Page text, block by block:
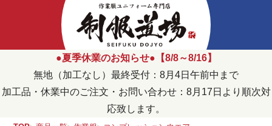
●夏季休業のお知らせ●【8/8～8/16】
無地（加工なし）最終受付：8月4日午前中まで
加工品・休業中のご注文・お問い合わせ：8月17日より順次対
応致します。